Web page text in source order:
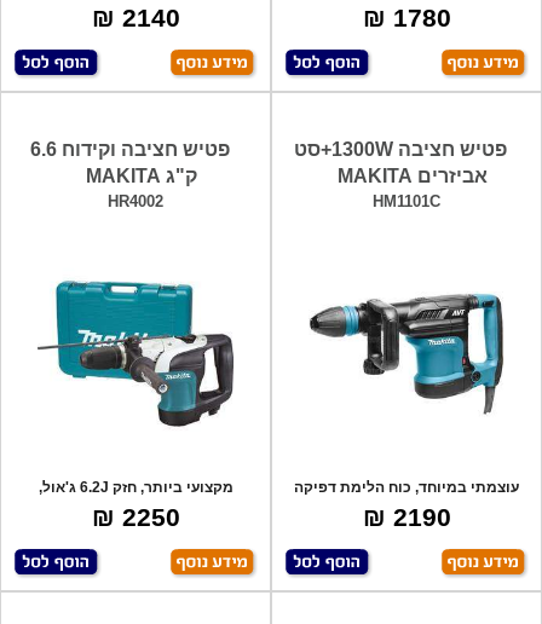
זעזועים, קומ
1780 ₪
ממושכת,
2140 ₪
פטיש חציבה 1300W+סט
אביזרים MAKITA
HM1101C
עוצמתי במיוחד, כוח הלימת דפיקה
של 17.4J
2190 ₪
פטיש חציבה וקידוח 6.6
ק"ג MAKITA
HR4002
מקצועי ביותר, חזק 6.2J ג'אול,
1,050W, קי
2250 ₪